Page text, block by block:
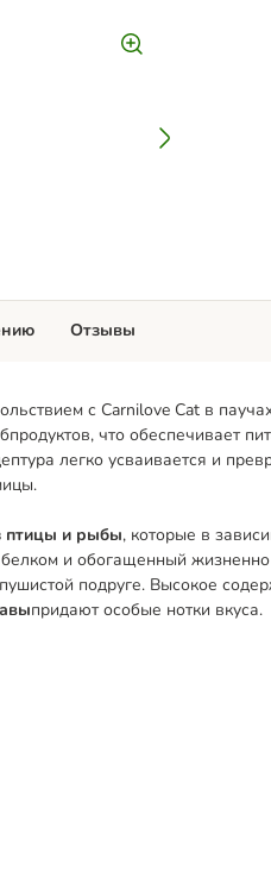
с Carnilove Cat в
что обеспечивает
легко усваивается и
птицы и рыбы, которые в
и обогащенный
подруге. Высокое
придают особые нотки вкуса.
Отзывы